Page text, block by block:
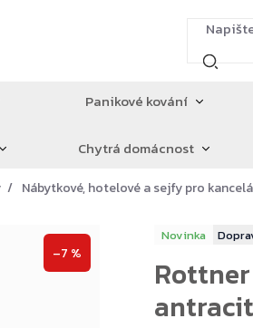
Panikové kování
Chytrá domácnost
Nábytkové, hotelové a sejfy pro
Novinka
antracit
–7 %